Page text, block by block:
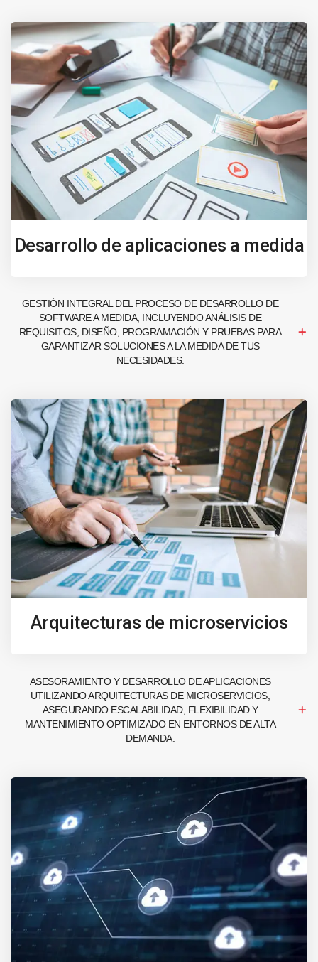
Desarrollo de aplicaciones a medida
GESTIÓN INTEGRAL DEL PROCESO DE DESARROLLO DE
SOFTWARE A MEDIDA, INCLUYENDO ANÁLISIS DE
REQUISITOS, DISEÑO, PROGRAMACIÓN Y PRUEBAS PARA
GARANTIZAR SOLUCIONES A LA MEDIDA DE TUS
NECESIDADES.
Arquitecturas de microservicios
ASESORAMIENTO Y DESARROLLO DE APLICACIONES
UTILIZANDO ARQUITECTURAS DE MICROSERVICIOS,
ASEGURANDO ESCALABILIDAD, FLEXIBILIDAD Y
MANTENIMIENTO OPTIMIZADO EN ENTORNOS DE ALTA
DEMANDA.